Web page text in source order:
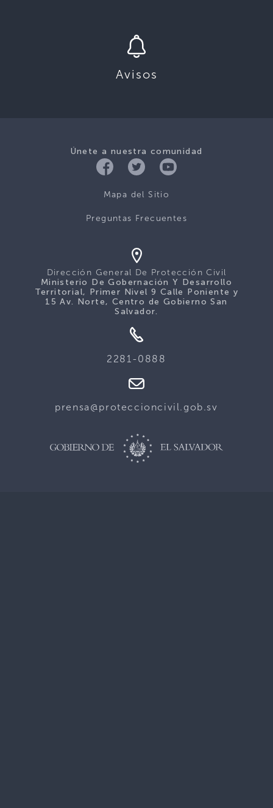
Avisos
Únete a nuestra comunidad
Mapa del Sitio
Preguntas Frecuentes
Dirección General De Protección Civil
Ministerio De Gobernación Y Desarrollo
Territorial, Primer Nivel 9 Calle Poniente y
15 Av. Norte, Centro de Gobierno San
Salvador.
2281-0888
prensa@proteccioncivil.gob.sv